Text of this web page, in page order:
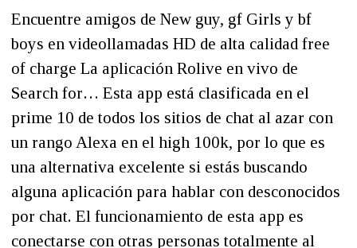
Encuentre amigos de New guy, gf Girls y bf
boys en videollamadas HD de alta calidad free
of charge La aplicación Rolive en vivo de
Search for… Esta app está clasificada en el
prime 10 de todos los sitios de chat al azar con
un rango Alexa en el high 100k, por lo que es
una alternativa excelente si estás buscando
alguna aplicación para hablar con desconocidos
por chat. El funcionamiento de esta app es
conectarse con otras personas totalmente al